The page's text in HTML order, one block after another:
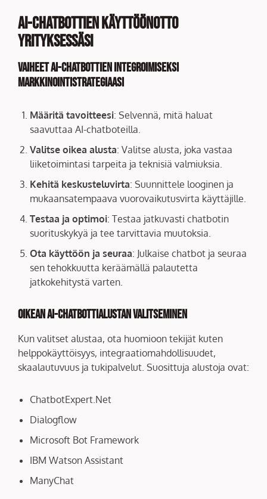
AI-chatbottien käyttöönotto
yrityksessäsi
Vaiheet AI-chatbottien integroimiseksi
markkinointistrategiaasi
Määritä tavoitteesi: Selvennä, mitä haluat
saavuttaa AI-chatboteilla.
Valitse oikea alusta: Valitse alusta, joka vastaa
liiketoimintasi tarpeita ja teknisiä valmiuksia.
Kehitä keskusteluvirta: Suunnittele looginen ja
mukaansatempaava vuorovaikutusvirta käyttäjille.
Testaa ja optimoi: Testaa jatkuvasti chatbotin
suorituskykyä ja tee tarvittavia muutoksia.
Ota käyttöön ja seuraa: Julkaise chatbot ja seuraa
sen tehokkuutta keräämällä palautetta
jatkokehitystä varten.
Oikean AI-chatbottialustan valitseminen
Kun valitset alustaa, ota huomioon tekijät kuten
helppokäyttöisyys, integraatiomahdollisuudet,
skaalautuvuus ja tukipalvelut. Suosittuja alustoja ovat:
ChatbotExpert.Net
Dialogflow
Microsoft Bot Framework
IBM Watson Assistant
ManyChat